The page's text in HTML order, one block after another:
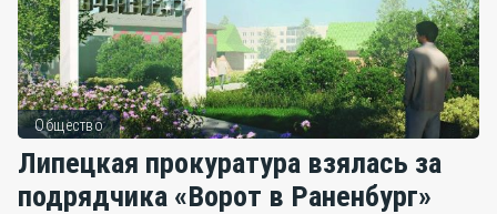
Общество
Липецкая прокуратура взялась за
подрядчика «Ворот в Раненбург»